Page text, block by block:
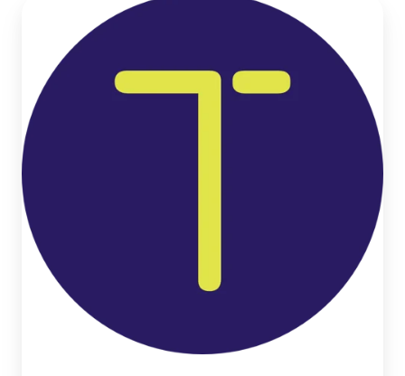
Transpa
Januari
2026